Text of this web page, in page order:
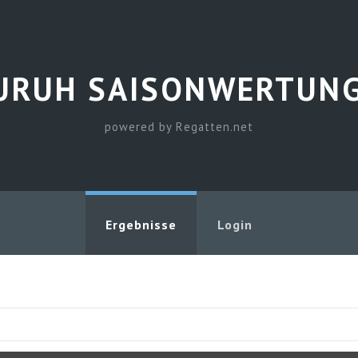
powered by Regatten.net
Ergebnisse Login